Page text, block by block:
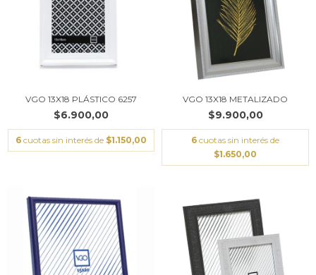
VGO 13X18 PLÁSTICO 6257
$6.900,00
6 cuotas sin interés de $1.150,00
VGO 13X18 METALIZADO
$9.900,00
6 cuotas sin interés de
$1.650,00